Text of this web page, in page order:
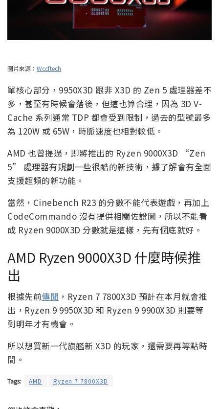
圖片來源： Wccftech
單核心部分，9950X3D 跟非 X3D 的 Zen 5 處理器差不
多，甚至有時候會落後，但這也算合理，因為 3D V-
Cache 系列通常 TDP 都會受到限制，過去的型號最多
為 120W 或 65W，時脈速度也相對較低。
AMD 也曾提過，即將推出的 Ryzen 9000X3D “Zen
5” 處理器有規劃一些很酷的新技術，據了解會有全面
支援超頻的新功能。
當然，Cinebench R23 的分數不能代表遊戲，再加上
CodeCommando 沒有提供相關佐證圖，所以不能看
成 Ryzen 9000X3D 分數就是這樣，先有個底就好。
AMD Ryzen 9000X3D 什麼時候推
出
根據先前傳聞 ，Ryzen 7 7800X3D 預計在本月就會推
出，Ryzen 9 9950X3D 和 Ryzen 9 9900X3D 則要等
到明年才有機會。
所以想買新一代旗艦新 X3D 的玩家，還需要再等點時
間。
Tags: AMD Ryzen 7 7800X3D